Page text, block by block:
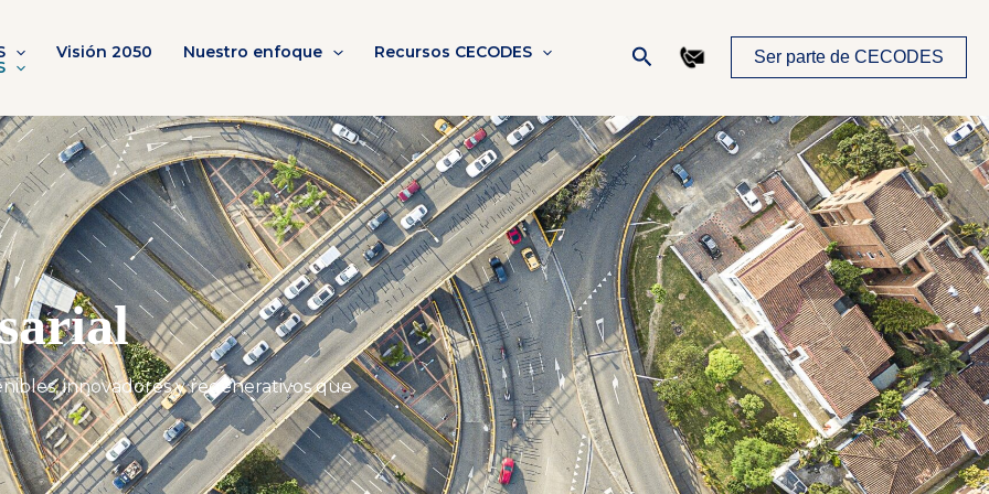
Visión 2050 Nuestro enfoque Recursos CECODES Buscar Ser parte de CECODES
innovadores y regenerativos que